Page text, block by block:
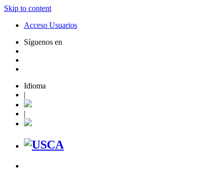
Skip to content
Acceso Usuarios
Síguenos en
Idioma
|
|